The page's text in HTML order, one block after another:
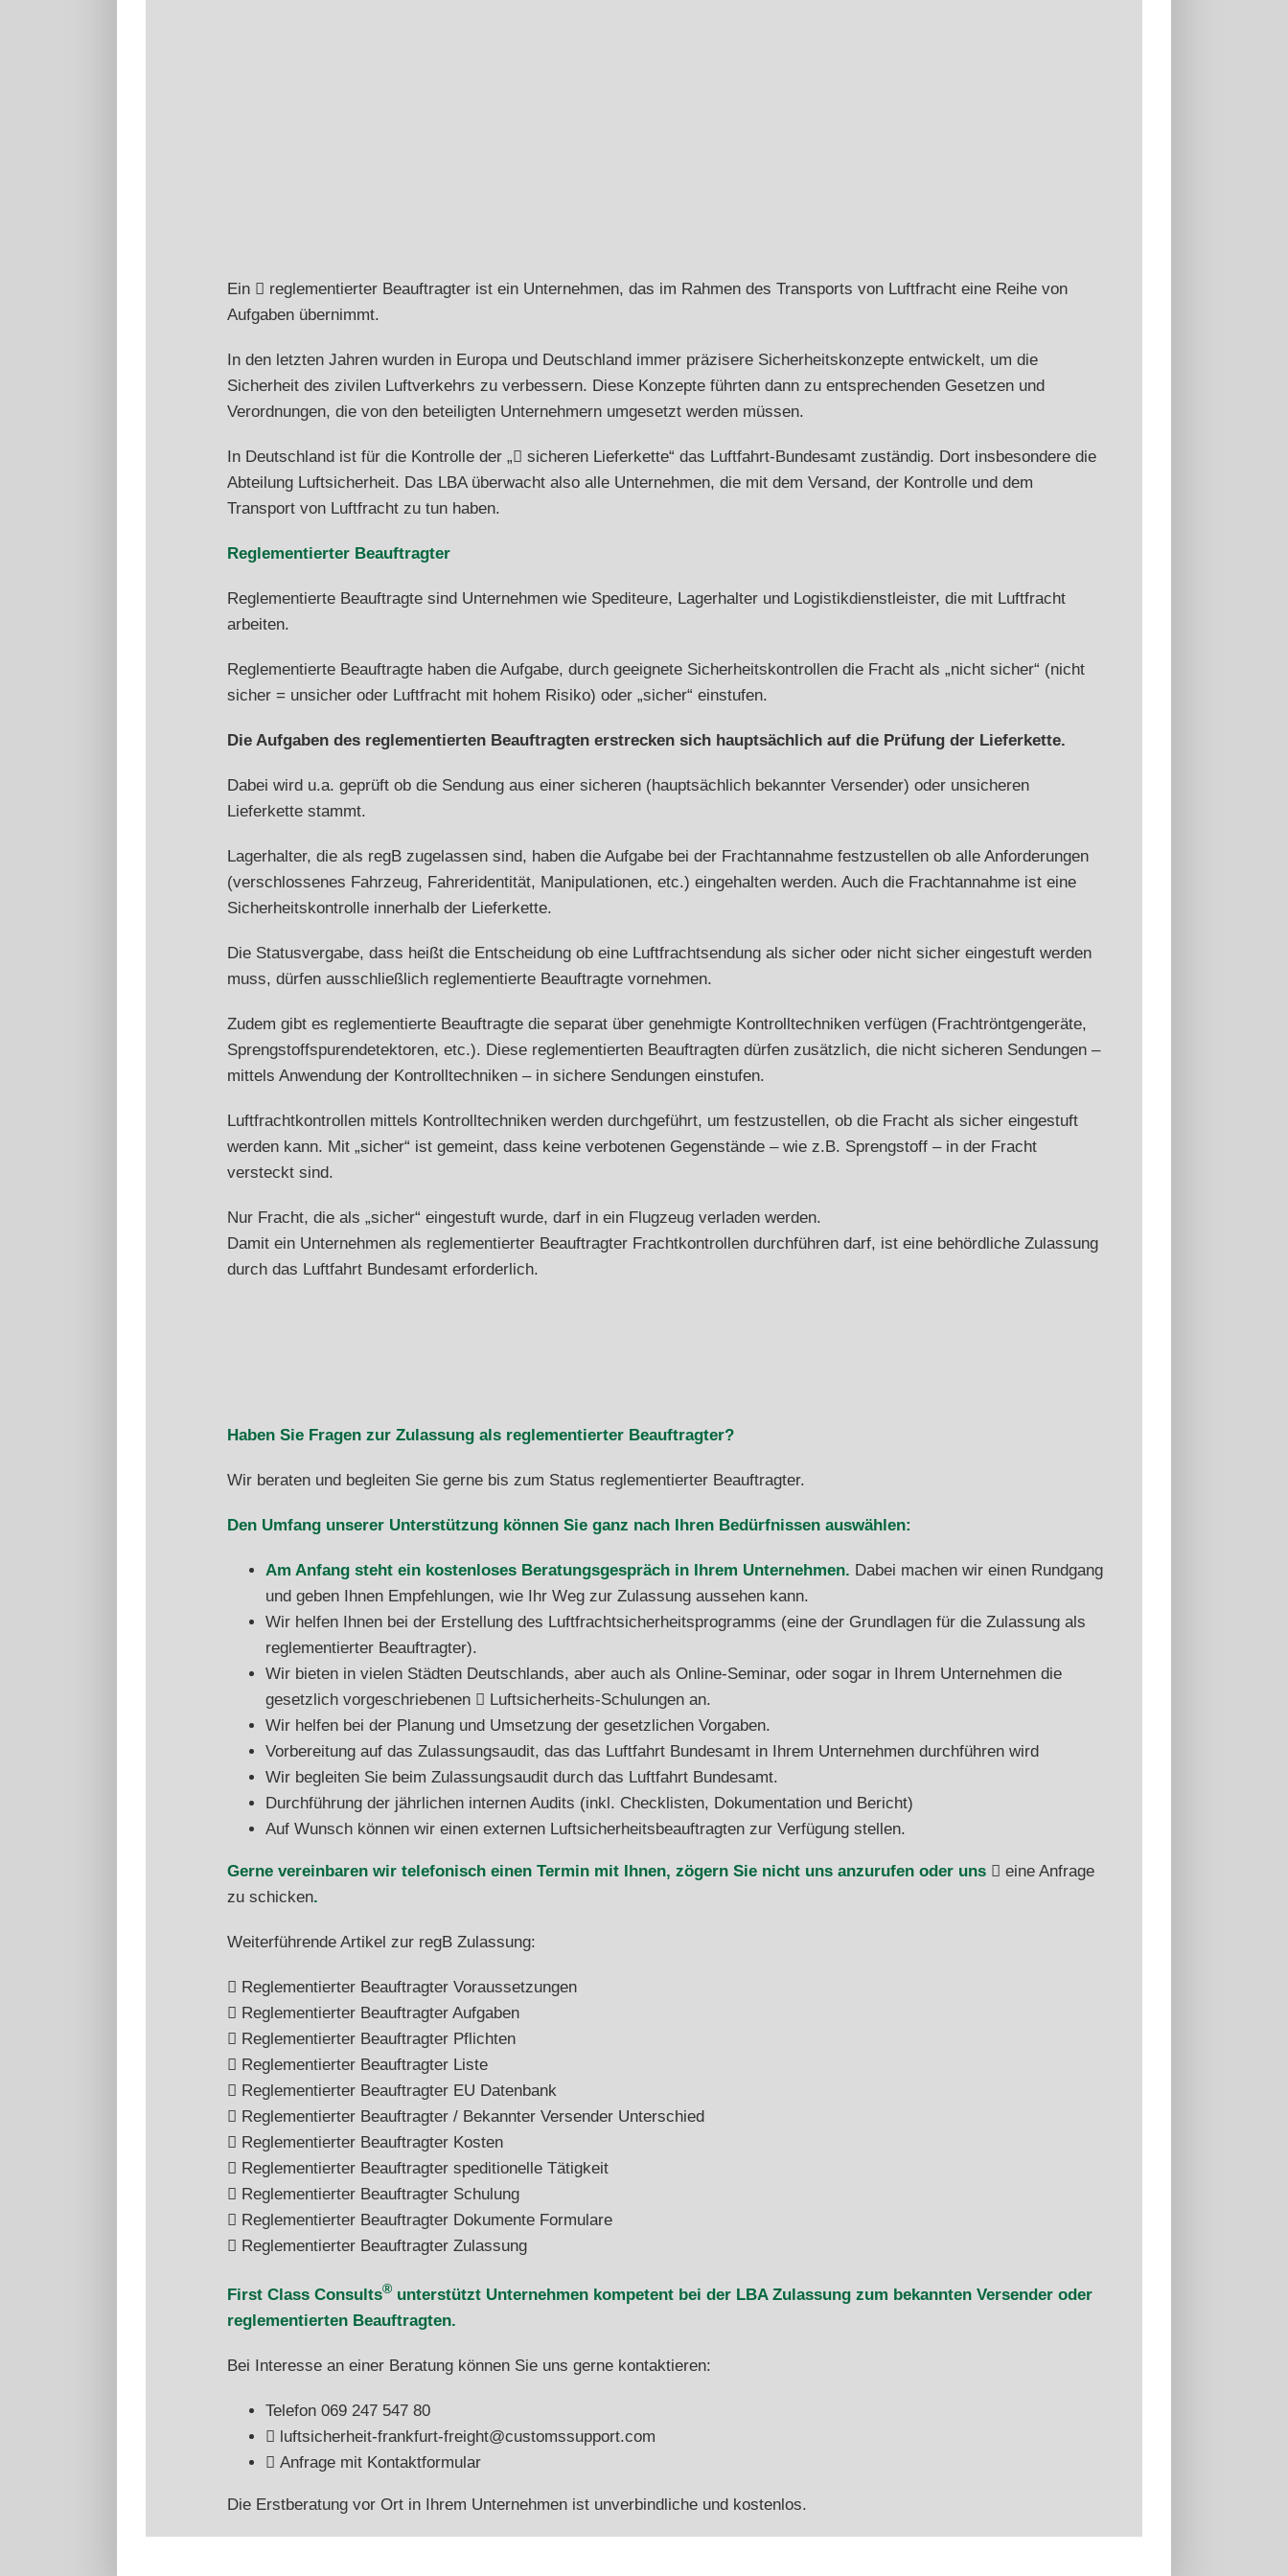
Ein reglementierter Beauftragter ist ein Unternehmen, das im Rahmen des Transports von Luftfracht eine Reihe von
Aufgaben übernimmt.
In den letzten Jahren wurden in Europa und Deutschland immer präzisere Sicherheitskonzepte entwickelt, um die
Sicherheit des zivilen Luftverkehrs zu verbessern. Diese Konzepte führten dann zu entsprechenden Gesetzen und
Verordnungen, die von den beteiligten Unternehmern umgesetzt werden müssen.
In Deutschland ist für die Kontrolle der „ sicheren Lieferkette“ das Luftfahrt-Bundesamt zuständig. Dort insbesondere die
Abteilung Luftsicherheit. Das LBA überwacht also alle Unternehmen, die mit dem Versand, der Kontrolle und dem
Transport von Luftfracht zu tun haben.
Reglementierter Beauftragter
Reglementierte Beauftragte sind Unternehmen wie Spediteure, Lagerhalter und Logistikdienstleister, die mit Luftfracht
arbeiten.
Reglementierte Beauftragte haben die Aufgabe, durch geeignete Sicherheitskontrollen die Fracht als „nicht sicher“ (nicht
sicher = unsicher oder Luftfracht mit hohem Risiko) oder „sicher“ einstufen.
Die Aufgaben des reglementierten Beauftragten erstrecken sich hauptsächlich auf die Prüfung der Lieferkette.
Dabei wird u.a. geprüft ob die Sendung aus einer sicheren (hauptsächlich bekannter Versender) oder unsicheren
Lieferkette stammt.
Lagerhalter, die als regB zugelassen sind, haben die Aufgabe bei der Frachtannahme festzustellen ob alle Anforderungen
(verschlossenes Fahrzeug, Fahreridentität, Manipulationen, etc.) eingehalten werden. Auch die Frachtannahme ist eine
Sicherheitskontrolle innerhalb der Lieferkette.
Die Statusvergabe, dass heißt die Entscheidung ob eine Luftfrachtsendung als sicher oder nicht sicher eingestuft werden
muss, dürfen ausschließlich reglementierte Beauftragte vornehmen.
Zudem gibt es reglementierte Beauftragte die separat über genehmigte Kontrolltechniken verfügen (Frachtröntgengeräte,
Sprengstoffspurendetektoren, etc.). Diese reglementierten Beauftragten dürfen zusätzlich, die nicht sicheren Sendungen –
mittels Anwendung der Kontrolltechniken – in sichere Sendungen einstufen.
Luftfrachtkontrollen mittels Kontrolltechniken werden durchgeführt, um festzustellen, ob die Fracht als sicher eingestuft
werden kann. Mit „sicher“ ist gemeint, dass keine verbotenen Gegenstände – wie z.B. Sprengstoff – in der Fracht
versteckt sind.
Nur Fracht, die als „sicher“ eingestuft wurde, darf in ein Flugzeug verladen werden.
Damit ein Unternehmen als reglementierter Beauftragter Frachtkontrollen durchführen darf, ist eine behördliche Zulassung
durch das Luftfahrt Bundesamt erforderlich.
Haben Sie Fragen zur Zulassung als reglementierter Beauftragter?
Wir beraten und begleiten Sie gerne bis zum Status reglementierter Beauftragter.
Den Umfang unserer Unterstützung können Sie ganz nach Ihren Bedürfnissen auswählen:
Am Anfang steht ein kostenloses Beratungsgespräch in Ihrem Unternehmen. Dabei machen wir einen Rundgang
und geben Ihnen Empfehlungen, wie Ihr Weg zur Zulassung aussehen kann.
Wir helfen Ihnen bei der Erstellung des Luftfrachtsicherheitsprogramms (eine der Grundlagen für die Zulassung als
reglementierter Beauftragter).
Wir bieten in vielen Städten Deutschlands, aber auch als Online-Seminar, oder sogar in Ihrem Unternehmen die
gesetzlich vorgeschriebenen
Luftsicherheits-Schulungen an.
Wir helfen bei der Planung und Umsetzung der gesetzlichen Vorgaben.
Vorbereitung auf das Zulassungsaudit, das das Luftfahrt Bundesamt in Ihrem Unternehmen durchführen wird
Wir begleiten Sie beim Zulassungsaudit durch das Luftfahrt Bundesamt.
Durchführung der jährlichen internen Audits (inkl. Checklisten, Dokumentation und Bericht)
Auf Wunsch können wir einen externen Luftsicherheitsbeauftragten zur Verfügung stellen.
Gerne vereinbaren wir telefonisch einen Termin mit Ihnen, zögern Sie nicht uns anzurufen oder uns
eine Anfrage
zu schicken.
Weiterführende Artikel zur regB Zulassung:
Reglementierter Beauftragter Voraussetzungen
Reglementierter Beauftragter Aufgaben
Reglementierter Beauftragter Pflichten
Reglementierter Beauftragter Liste
Reglementierter Beauftragter EU Datenbank
Reglementierter Beauftragter / Bekannter Versender Unterschied
Reglementierter Beauftragter Kosten
Reglementierter Beauftragter speditionelle Tätigkeit
Reglementierter Beauftragter Schulung
Reglementierter Beauftragter Dokumente Formulare
Reglementierter Beauftragter Zulassung
First Class Consults® unterstützt Unternehmen kompetent bei der LBA Zulassung zum bekannten Versender oder
reglementierten Beauftragten.
Bei Interesse an einer Beratung können Sie uns gerne kontaktieren:
Telefon 069 247 547 80
luftsicherheit-frankfurt-freight@customssupport.com
Anfrage mit Kontaktformular
Die Erstberatung vor Ort in Ihrem Unternehmen ist unverbindliche und kostenlos.